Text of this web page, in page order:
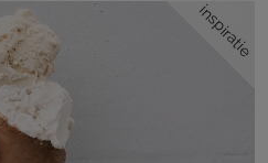
inspiratie